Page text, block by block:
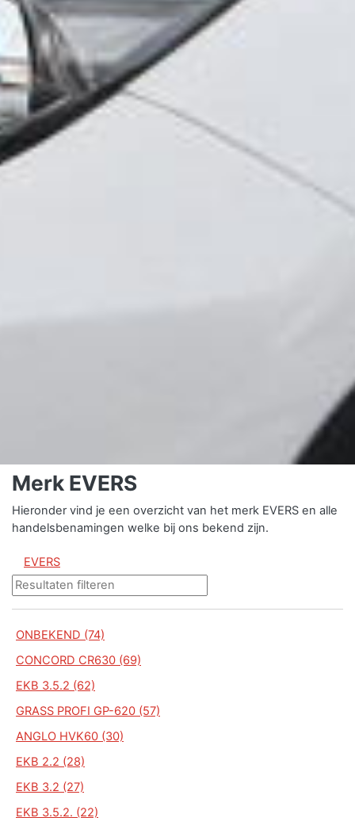
Merk EVERS
Hieronder vind je een overzicht van het merk EVERS en alle
handelsbenamingen welke bij ons bekend zijn.
EVERS
ONBEKEND (74)
CONCORD CR630 (69)
EKB 3.5.2 (62)
GRASS PROFI GP-620 (57)
ANGLO HVK60 (30)
EKB 2.2 (28)
EKB 3.2 (27)
EKB 3.5.2. (22)